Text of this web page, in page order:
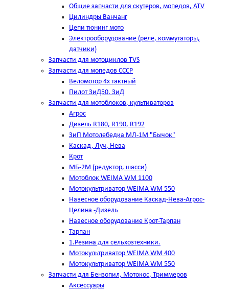
Общие запчасти для скутеров, мопедов, ATV
Цилиндры Ванчанг
Цепи тюнинг мото
Электрооборудование (реле, коммутаторы,
датчики)
Запчасти для мотоциклов TVS
Запчасти для мопедов СССР
Веломотор 4х тактный
Пилот ЗиД50, ЗиД
Запчасти для мотоблоков, культиваторов
Агрос
Дизель R180, R190, R192
ЗиП Мотолебедка МЛ-1М "Бычок"
Каскад, Луч, Нева
Крот
МБ-2М (редуктор, шасси)
Мотоблок WEIMA WM 1100
Мотокультриватор WEIMA WM 550
Навесное оборудование Каскад-Нева-Агрос-
Целина -Дизель
Навесное оборудование Крот-Тарпан
Тарпан
1.Резина для сельхозтехники.
Мотокультриватор WEIMA WM 400
Мотокультриватор WEIMA WM 550
Запчасти для Бензопил, Мотокос, Триммеров
Аксессуары